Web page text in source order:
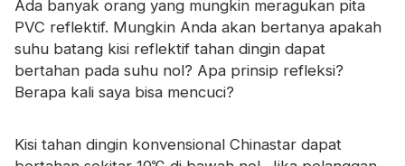
Ada banyak orang yang mungkin meragukan pita
PVC reflektif. Mungkin Anda akan bertanya apakah
suhu batang kisi reflektif tahan dingin dapat
bertahan pada suhu nol? Apa prinsip refleksi?
Berapa kali saya bisa mencuci?
Kisi tahan dingin konvensional Chinastar dapat